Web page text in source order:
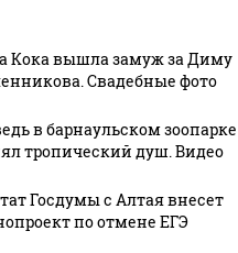
Кока вышла замуж за Диму
Свадебные фото
в барнаульском зоопарке
тропический душ. Видео
Госдумы с Алтая внесет
по отмене ЕГЭ